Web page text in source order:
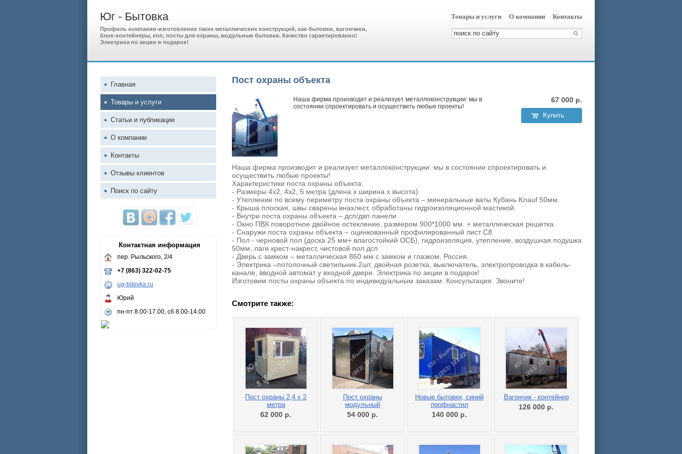
Юг - Бытовка
Профиль компании-изготовление таких металлических конструкций, как бытовки, вагончики,
блок-контейнеры, кпп, посты для охраны, модульные бытовки. Качество гарантированно!
Электрика по акции в подарок!
Товары и услуги О компании Контакты
Пост охраны объекта
Наша фирма производит и реализует металлоконструкции: мы в
состоянии спроектировать и осуществить любые проекты!
67 000 р.
Купить
Наша фирма производит и реализует металлоконструкции: мы в состоянии спроектировать и
осуществить любые проекты!
Характеристики поста охраны объекта:
- Размеры 4х2, 4х2, 5 метра (длина х ширина х высота)
- Утепление по всему периметру поста охраны объекта – минеральные ваты Кубань Knauf 50мм.
- Крыша плоская, швы сварены внахлест, обработаны гидроизоляционной мастикой.
- Внутри поста охраны объекта – дсп/двп панели
- Окно ПВХ поворотное двойное остекление, размером 900*1000 мм. + металлическая решетка.
- Снаружи поста охраны объекта – оцинкованный профилированный лист С8
- Пол - черновой пол (доска 25 мм+ влагостойкий ОСБ), гидроизоляция, утепление, воздушная подушка
50мм, лаги крест-накрест, чистовой пол дсп
- Дверь с замком – металлическая 860 мм с замком и глазком, Россия.
- Электрика –потолочный светильник 2шт, двойная розетка, выключатель, электропроводка в кабель-
канале, вводной автомат у входной двери. Электрика по акции в подарок!
Изготовим посты охраны объекта по индивидуальным заказам. Консультация. Звоните!
Смотрите также:
Пост охраны 2,4 х 2
метра
62 000 р.
Пост охраны
модульный
54 000 р.
Новые бытовки, синий
профнастил
140 000 р.
Вагончик - контейнер
126 000 р.
Главная
Товары и услуги
Статьи и публикации
О компании
Контакты
Отзывы клиентов
Поиск по сайту
Контактная информация
пер. Рыльского, 2/4
+7 (863) 322-02-75
ug-bitovka.ru
Юрий
пн-пт 8.00-17.00, сб 8.00-14.00